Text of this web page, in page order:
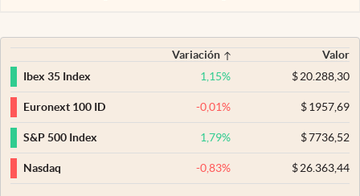
Variación
Valor
Ibex 35 Index
1,15% $20.288,30
Euronext 100 ID -0,01% $1957,69
S&P 500 Index 1,79% $7736,52
Nasdaq -0,83% $26.363,44